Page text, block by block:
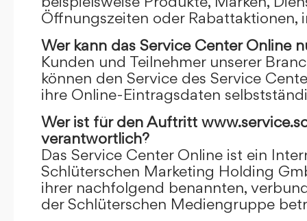
Öffnungszeiten oder Rabattaktionen,
Wer kann das Service Center Online
Kunden und Teilnehmer unserer
können den Service des Service
ihre Online-Eintragsdaten
Wer ist für den Auftritt
verantwortlich?
Das Service Center Online ist ein
Schlüterschen Marketing Holding
ihrer nachfolgend benannten,
der Schlüterschen Mediengruppe